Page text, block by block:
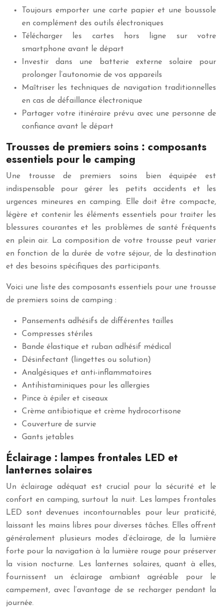
Toujours emporter une carte papier et une boussole
en complément des outils électroniques
Télécharger les cartes hors ligne sur votre
smartphone avant le départ
Investir dans une batterie externe solaire pour
prolonger l’autonomie de vos appareils
Maîtriser les techniques de navigation traditionnelles
en cas de défaillance électronique
Partager votre itinéraire prévu avec une personne de
confiance avant le départ
Trousses de premiers soins : composants
essentiels pour le camping
Une trousse de premiers soins bien équipée est
indispensable pour gérer les petits accidents et les
urgences mineures en camping. Elle doit être compacte,
légère et contenir les éléments essentiels pour traiter les
blessures courantes et les problèmes de santé fréquents
en plein air. La composition de votre trousse peut varier
en fonction de la durée de votre séjour, de la destination
et des besoins spécifiques des participants.
Voici une liste des composants essentiels pour une trousse
de premiers soins de camping :
Pansements adhésifs de différentes tailles
Compresses stériles
Bande élastique et ruban adhésif médical
Désinfectant (lingettes ou solution)
Analgésiques et anti-inflammatoires
Antihistaminiques pour les allergies
Pince à épiler et ciseaux
Crème antibiotique et crème hydrocortisone
Couverture de survie
Gants jetables
Éclairage : lampes frontales LED et
lanternes solaires
Un éclairage adéquat est crucial pour la sécurité et le
confort en camping, surtout la nuit. Les lampes frontales
LED sont devenues incontournables pour leur praticité,
laissant les mains libres pour diverses tâches. Elles offrent
généralement plusieurs modes d’éclairage, de la lumière
forte pour la navigation à la lumière rouge pour préserver
la vision nocturne. Les lanternes solaires, quant à elles,
fournissent un éclairage ambiant agréable pour le
campement, avec l’avantage de se recharger pendant la
journée.